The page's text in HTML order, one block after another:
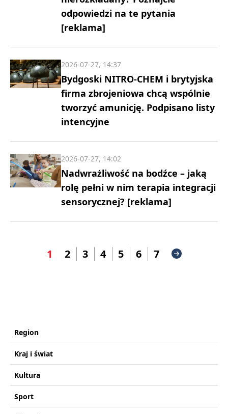
odpowiedzi na te pytania
[reklama]
Bydgoski NITRO-CHEM i brytyjska
firma zbrojeniowa chcą wspólnie
tworzyć amunicję. Podpisano listy
intencyjne
2026-07-27, 14:37
Nadwrażliwość na bodźce – jaką
rolę pełni w nim terapia integracji
sensorycznej? [reklama]
2026-07-27, 14:02
1 2 3 4 5 6 7
Region
Kraj i świat
Kultura
Sport